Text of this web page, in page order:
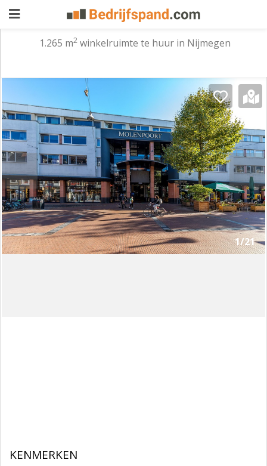
aanbieden
zoeken
Waarom
adverteren
Premium
adverteren
Blog
Registreren
Login
1.265 m2winkelruimte te huur in Nijmegen
1/21
KENMERKEN